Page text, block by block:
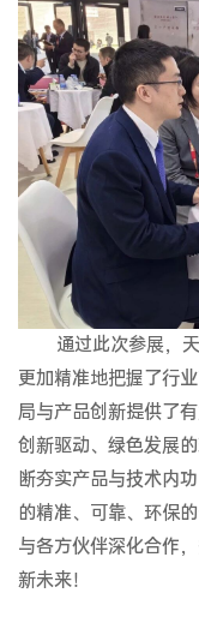
通过此次参展，
更加精准地把握了行
局与产品创新提供了
创新驱动、绿色发展
断夯实产品与技术内
的精准、可靠、环保
与各方伙伴深化合作
新未来！